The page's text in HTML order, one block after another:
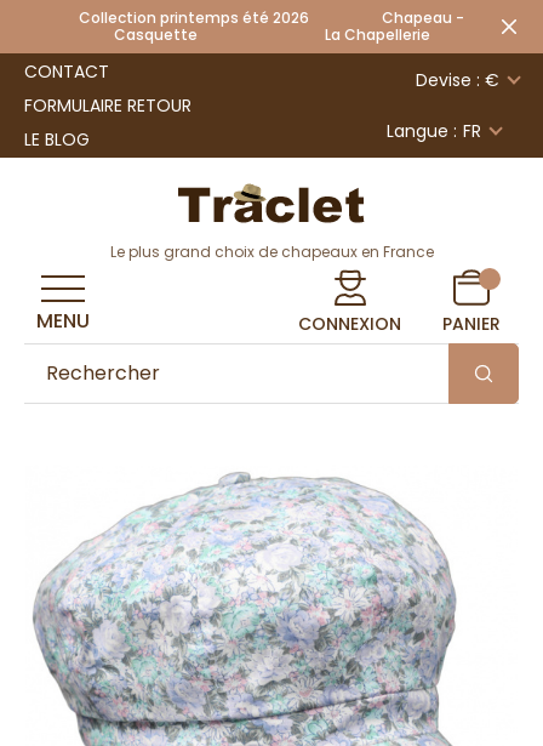
Collection printemps été 2026 Chapeau -
Casquette La Chapellerie
CONTACT
FORMULAIRE RETOUR
LE BLOG
Devise : €
Langue : FR
Le plus grand choix de chapeaux en France
CONNEXION PANIER
MENU